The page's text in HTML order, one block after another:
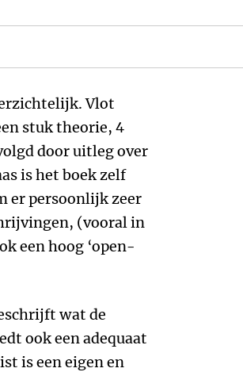
Vlot
stuk theorie, 4
door uitleg over
is het boek zelf
er persoonlijk zeer
(vooral in
een hoog ‘open-
wat de
ook een adequaat
is een eigen en